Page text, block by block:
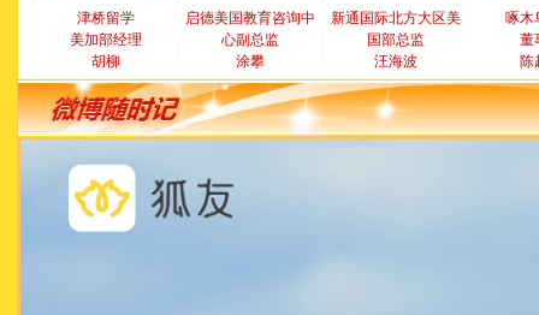
津桥留学
美加部经理
胡柳
启德美国教育咨询中
心副总监
涂攀
新通国际北方大区美
国部总监
汪海波
啄木
董
陈